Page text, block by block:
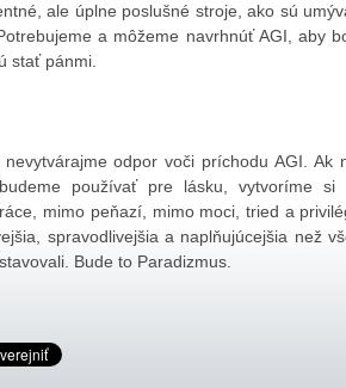
ale úplne poslušné stroje, ako sú
a môžeme navrhnúť AGI, aby
stať pánmi.
odpor voči príchodu AGI. Ak
používať pre lásku, vytvoríme si
mimo peňazí, mimo moci, tried a
spravodlivejšia a naplňujúcejšia než
Bude to Paradizmus.